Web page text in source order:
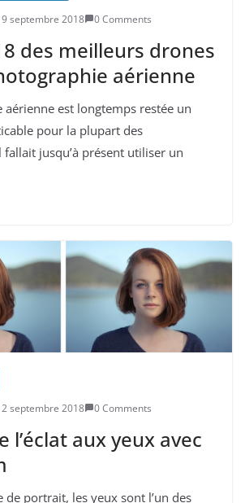
septembre 2018 0 Comments
des meilleurs drones
aérienne
aérienne est longtemps restée un
pour la plupart des
jusqu’à présent utiliser un
septembre 2018 0 Comments
l’éclat aux yeux avec
de portrait, les yeux sont l’un des